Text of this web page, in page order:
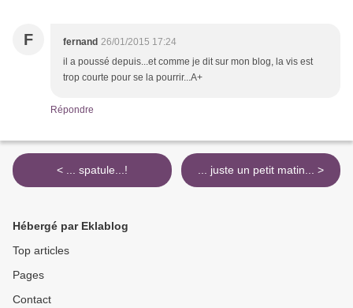
F fernand 26/01/2015 17:24
il a poussé depuis...et comme je dit sur mon blog, la vis est
trop courte pour se la pourrir...A+
Répondre
< ... spatule...! ... juste un petit matin... >
Hébergé par Eklablog
Top articles
Pages
Contact